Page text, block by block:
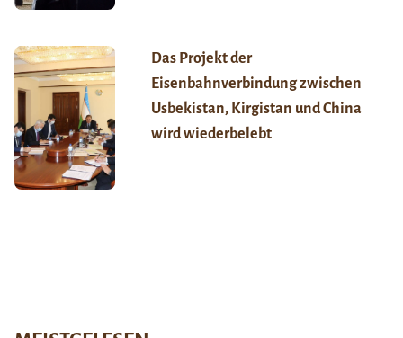
Das Projekt der
Eisenbahnverbindung zwischen
Usbekistan, Kirgistan und China
wird wiederbelebt